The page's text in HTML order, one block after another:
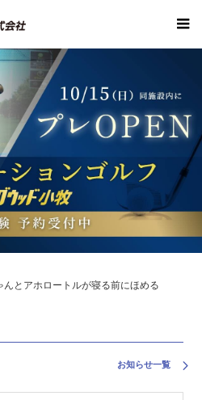
んとアホロートルが寝る前にほめる
つりに行ってきました！
つりに行ってきました。
お知らせ一覧